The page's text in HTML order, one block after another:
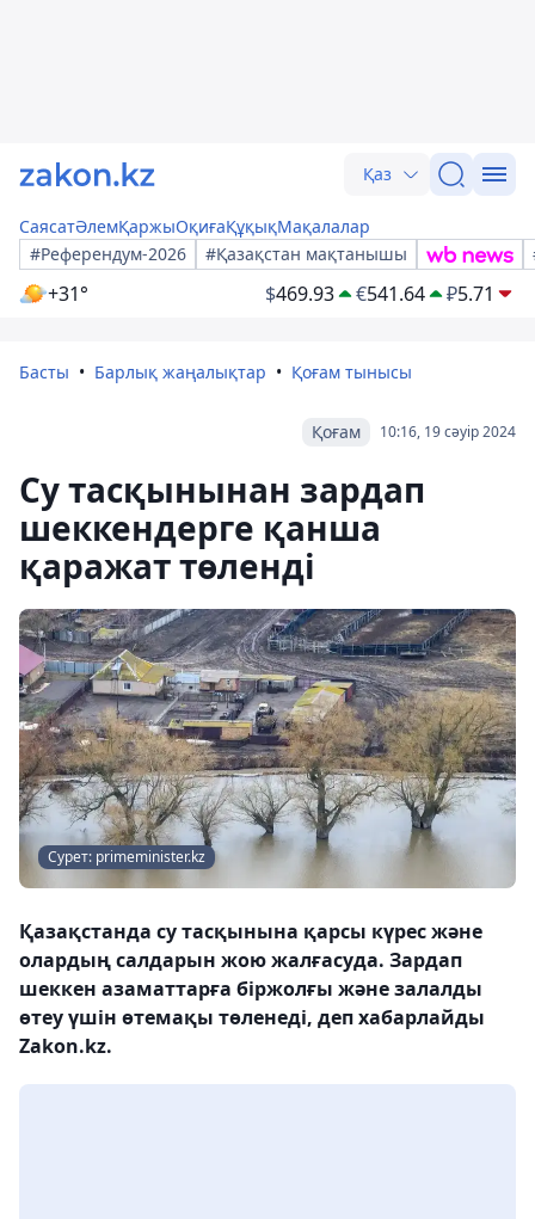
Қаз
СаясатӘлемҚаржыОқиғаҚұқықМақалалар
#Референдум-2026
#Қазақстан мақтанышы
+31° $469.93 €541.64 ₽5.71
Басты Барлық жаңалықтар Қоғам тынысы
10:16, 19 сәуір 2024
Қоғам
Су тасқынынан зардап
шеккендерге қанша
қаражат төленді
Сурет: primeminister.kz
Қазақстанда су тасқынына қарсы күрес және
олардың салдарын жою жалғасуда. Зардап
шеккен азаматтарға біржолғы және залалды
өтеу үшін өтемақы төленеді, деп хабарлайды
Zakon.kz.